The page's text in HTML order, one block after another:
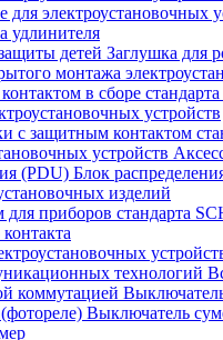
удлинителя
Заглушка для
устройств
с защитным контактом
Блок
изделий
приборов стандарта
Выключатель